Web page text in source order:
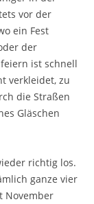
vor der
ein Fest
der
ist schnell
verkleidet, zu
die Straßen
Gläschen
richtig los.
ganze vier
November